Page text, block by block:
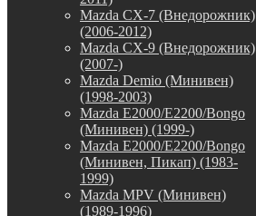
Mazda CX-7 (Внедорожник)
(2006-2012)
Mazda CX-9 (Внедорожник)
(2007-)
Mazda Demio (Минивен)
(1998-2003)
Mazda E2000/E2200/Bongo
(Минивен) (1999-)
Mazda E2000/E2200/Bongo
(Минивен, Пикап) (1983-
1999)
Mazda MPV (Минивен)
(1989-1996)